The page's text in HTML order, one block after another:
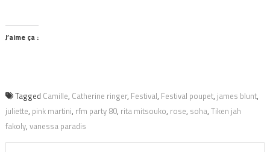
J’aime ça :
Tagged Camille, Catherine ringer, Festival, Festival poupet, james blunt,
juliette, pink martini, rfm party 80, rita mitsouko, rose, soha, Tiken jah
fakoly, vanessa paradis